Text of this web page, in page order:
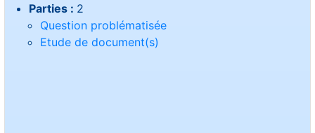
Parties : 2
Question problématisée
Etude de document(s)